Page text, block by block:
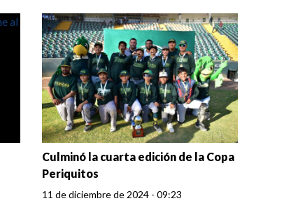
Culminó la cuarta edición de la Copa
Periquitos
11 de diciembre de 2024 - 09:23